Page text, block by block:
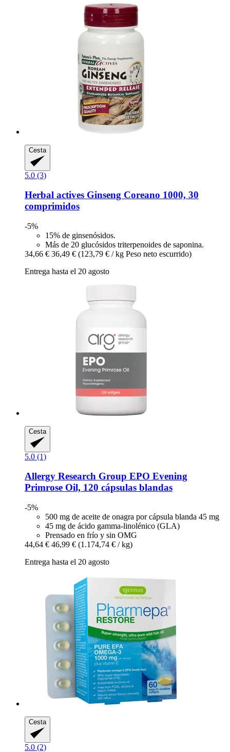
Cesta
5.0 (3)
Herbal actives Ginseng Coreano 1000, 30
comprimidos
-5%
15% de ginsenósidos.
Más de 20 glucósidos triterpenoides de saponina.
34,66 € 36,49 € (123,79 € / kg Peso neto escurrido)
Entrega hasta el 20 agosto
Cesta
5.0 (1)
Allergy Research Group EPO Evening
Primrose Oil, 120 cápsulas blandas
-5%
500 mg de aceite de onagra por cápsula blanda 45 mg
45 mg de ácido gamma-linolénico (GLA)
Prensado en frío y sin OMG
44,64 € 46,99 € (1.174,74 € / kg)
Entrega hasta el 20 agosto
Cesta
5.0 (2)